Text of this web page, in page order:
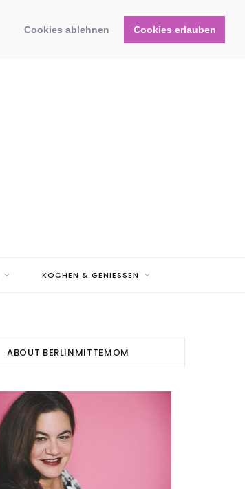
Cookies ablehnen Cookies erlauben
KOCHEN & GENIESSEN
ABOUT BERLINMITTEMOM